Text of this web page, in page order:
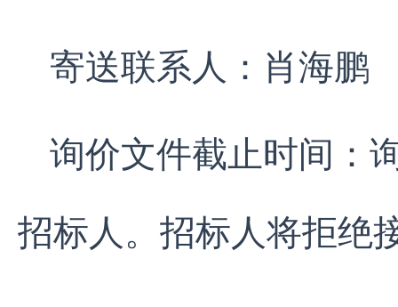
寄送联系人：肖海
询价文件截止时间：
招标人。招标人将拒绝